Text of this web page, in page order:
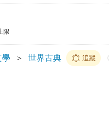
限
＞ 世界古典 追蹤